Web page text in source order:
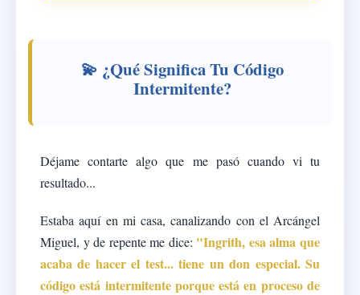
💫 ¿Qué Significa Tu Código
Intermitente?
Déjame contarte algo que me pasó cuando vi tu
resultado...
Estaba aquí en mi casa, canalizando con el Arcángel
Miguel, y de repente me dice: "Ingrith, esa alma que
acaba de hacer el test... tiene un don especial. Su
código está intermitente porque está en proceso de